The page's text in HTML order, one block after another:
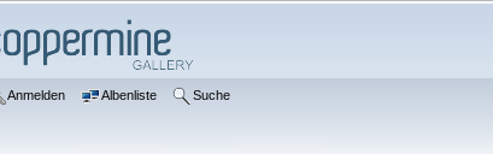
Anmelden Albenliste Suche